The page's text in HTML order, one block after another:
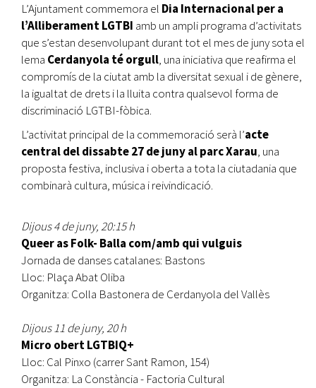
L’Ajuntament commemora el Dia Internacional per a
l’Alliberament LGTBI amb un ampli programa d’activitats
que s’estan desenvolupant durant tot el mes de juny sota el
lema Cerdanyola té orgull, una iniciativa que reafirma el
compromís de la ciutat amb la diversitat sexual i de gènere,
la igualtat de drets i la lluita contra qualsevol forma de
discriminació LGTBI-fòbica.
L’activitat principal de la commemoració serà l’acte
central del dissabte 27 de juny al parc Xarau, una
proposta festiva, inclusiva i oberta a tota la ciutadania que
combinarà cultura, música i reivindicació.
Dijous 4 de juny, 20:15 h
Queer as Folk- Balla com/amb qui vulguis
Jornada de danses catalanes: Bastons
Lloc: Plaça Abat Oliba
Organitza: Colla Bastonera de Cerdanyola del Vallès
Dijous 11 de juny, 20 h
Micro obert LGTBIQ+
Lloc: Cal Pinxo (carrer Sant Ramon, 154)
Organitza: La Constància - Factoria Cultural